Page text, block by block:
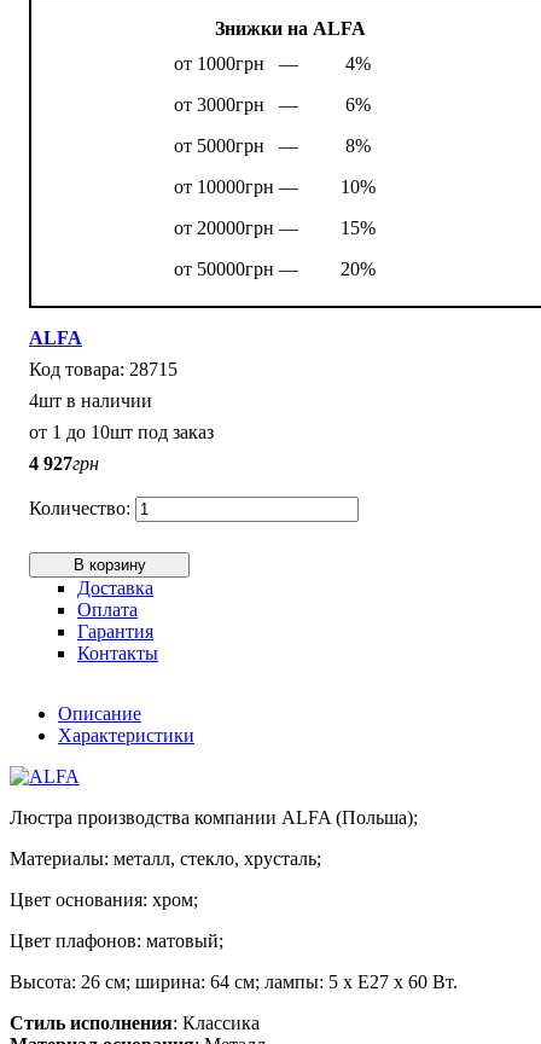
Знижки на ALFA
от 1000грн —
4%
от 3000грн —
6%
от 5000грн —
8%
от 10000грн —
10%
от 20000грн —
15%
от 50000грн —
20%
ALFA
28715
4шт в наличии
от 1 до 10шт под заказ
4 927грн
В корзину
Доставка
Оплата
Гарантия
Контакты
Описание
Характеристики
Люстра производства компании ALFA (Польша);
Материалы: металл, стекло, хрусталь;
Цвет основания: хром;
Цвет плафонов: матовый;
Высота: 26 см; ширина: 64 см; лампы: 5 х Е27 х 60 Вт.
Стиль исполнения: Классика